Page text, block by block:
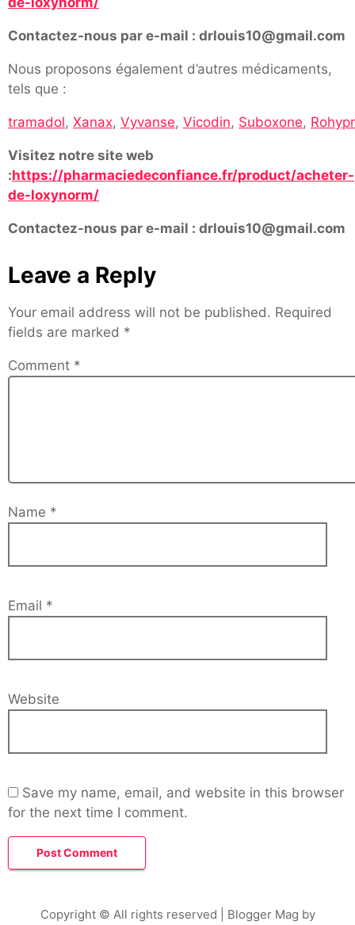
Contactez-nous par e-mail : drlouis10@gmail.com
Nous proposons également d’autres médicaments,
tels que :
tramadol, Xanax, Vyvanse, Vicodin, Suboxone,
Visitez notre site web
:https://pharmaciedeconfiance.fr/product/acheter-
de-loxynorm/
Contactez-nous par e-mail : drlouis10@gmail.com
Leave a Reply
Your email address will not be published. Required
fields are marked *
Comment *
Name *
Email *
Website
Save my name, email, and website in this browser
for the next time I comment.
Copyright © All rights reserved | Blogger Mag by